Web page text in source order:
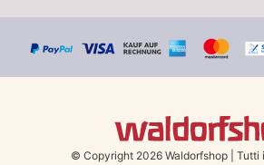
© Copyright 2026 Waldorfshop Tutti